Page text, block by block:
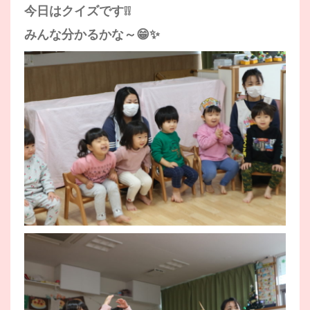
今日はクイズです❕❕
みんな分かるかな～😁✨